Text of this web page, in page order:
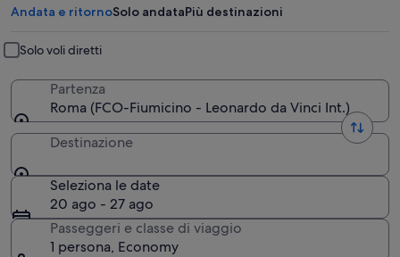
Andata e ritornoSolo andataPiù destinazioni
Solo voli diretti
Partenza
Roma (FCO-Fiumicino - Leonardo da Vinci Int.)
Destinazione
Seleziona le date
20 ago - 27 ago
Passeggeri e classe di viaggio
1 persona, Economy